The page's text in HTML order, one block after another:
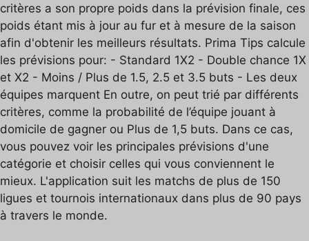
critères a son propre poids dans la prévision finale, ces
poids étant mis à jour au fur et à mesure de la saison
afin d'obtenir les meilleurs résultats. Prima Tips calcule
les prévisions pour: - Standard 1X2 - Double chance 1X
et X2 - Moins / Plus de 1.5, 2.5 et 3.5 buts - Les deux
équipes marquent En outre, on peut trié par différents
critères, comme la probabilité de l’équipe jouant à
domicile de gagner ou Plus de 1,5 buts. Dans ce cas,
vous pouvez voir les principales prévisions d'une
catégorie et choisir celles qui vous conviennent le
mieux. L'application suit les matchs de plus de 150
ligues et tournois internationaux dans plus de 90 pays
à travers le monde.